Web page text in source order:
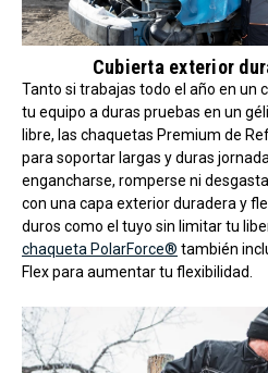
Cubierta exterior
Tanto si trabajas todo el año en un
tu equipo a duras pruebas en un
libre, las chaquetas Premium de
para soportar largas y duras
engancharse, romperse ni
con una capa exterior duradera y
duros como el tuyo sin limitar tu
chaqueta PolarForce® también
Flex para aumentar tu flexibilidad.